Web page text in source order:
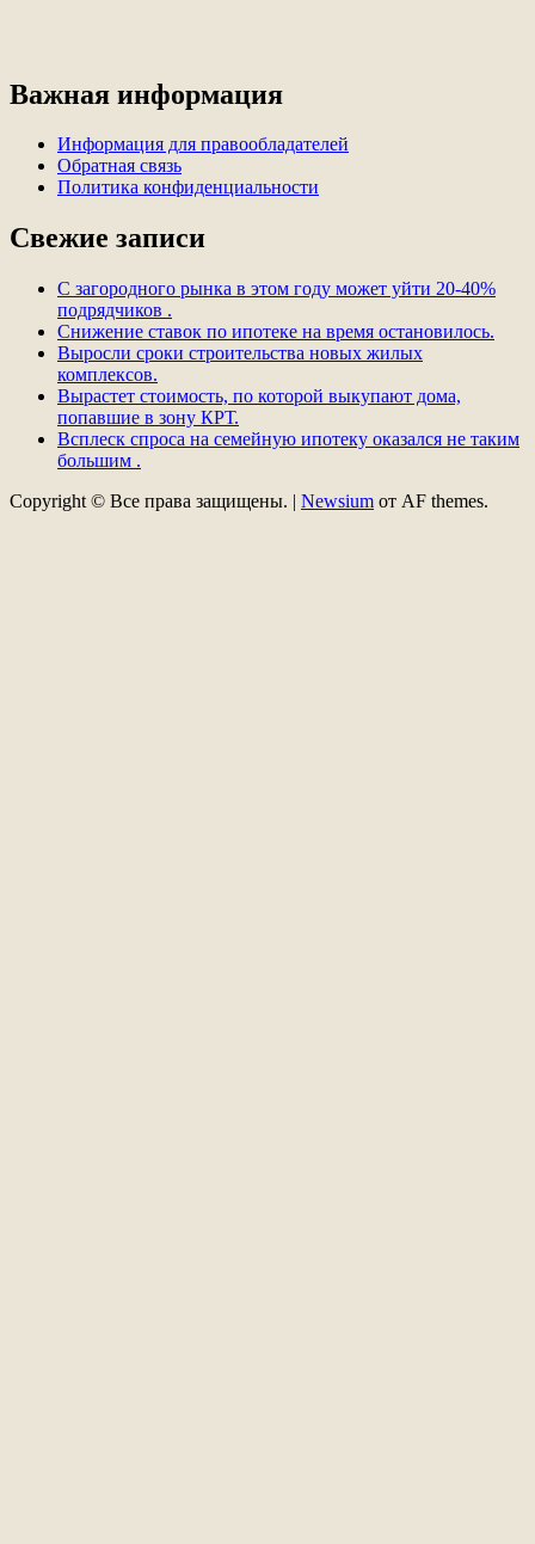
Важная информация
Информация для правообладателей
Обратная связь
Политика конфиденциальности
Свежие записи
С загородного рынка в этом году может уйти 20-40%
подрядчиков .
Снижение ставок по ипотеке на время остановилось.
Выросли сроки строительства новых жилых
комплексов.
Вырастет стоимость, по которой выкупают дома,
попавшие в зону КРТ.
Всплеск спроса на семейную ипотеку оказался не таким
большим .
Copyright © Все права защищены. | Newsium от AF themes.